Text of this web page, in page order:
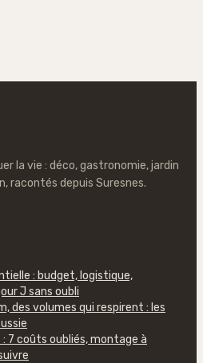
la vie : déco, gastronomie, jardin
racontés depuis Suresnes.
: budget, logistique,
J sans oubli
des volumes qui respirent : les
7 coûts oubliés, montage à